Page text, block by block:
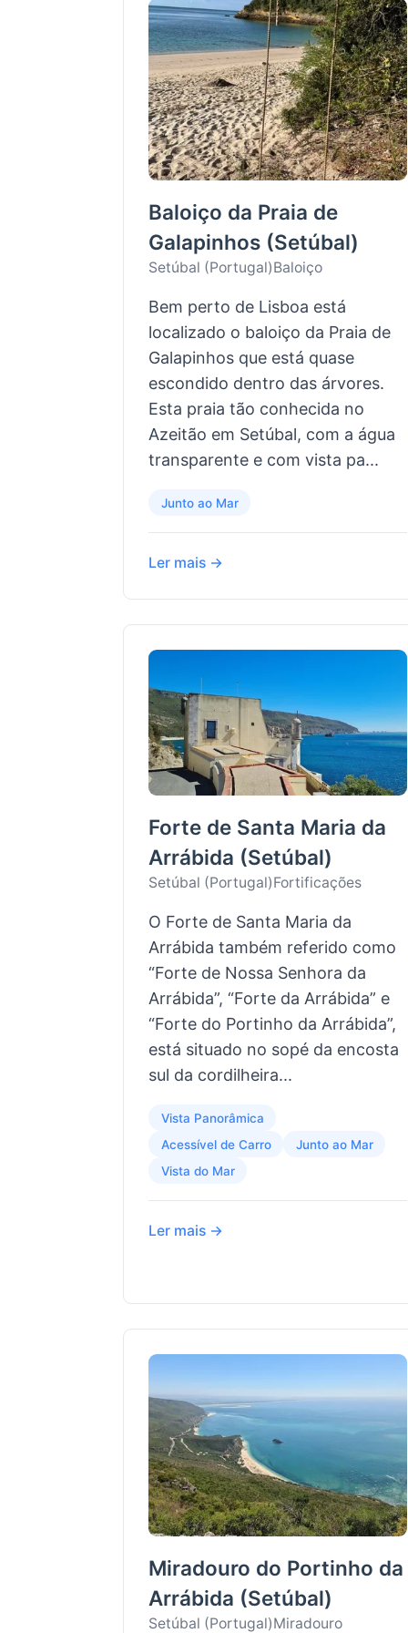
Baloiço da Praia de
Galapinhos (Setúbal)
Setúbal (Portugal)Baloiço
Bem perto de Lisboa está
localizado o baloiço da Praia de
Galapinhos que está quase
escondido dentro das árvores.
Esta praia tão conhecida no
Azeitão em Setúbal, com a água
transparente e com vista pa...
Junto ao Mar
Ler mais →
Forte de Santa Maria da
Arrábida (Setúbal)
Setúbal (Portugal)Fortificações
O Forte de Santa Maria da
Arrábida também referido como
“Forte de Nossa Senhora da
Arrábida”, “Forte da Arrábida” e
“Forte do Portinho da Arrábida”,
está situado no sopé da encosta
sul da cordilheira...
Vista Panorâmica
Acessível de Carro
Junto ao Mar
Vista do Mar
Ler mais →
Miradouro do Portinho da
Arrábida (Setúbal)
Setúbal (Portugal)Miradouro